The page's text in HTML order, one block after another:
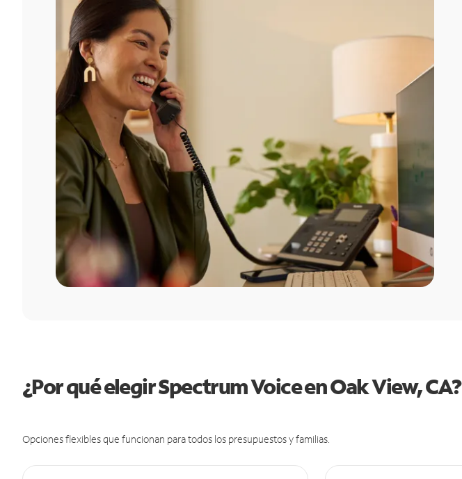
¿Por qué elegir Spectrum Voice en Oak View, CA?
Opciones flexibles que funcionan para todos los presupuestos y familias.